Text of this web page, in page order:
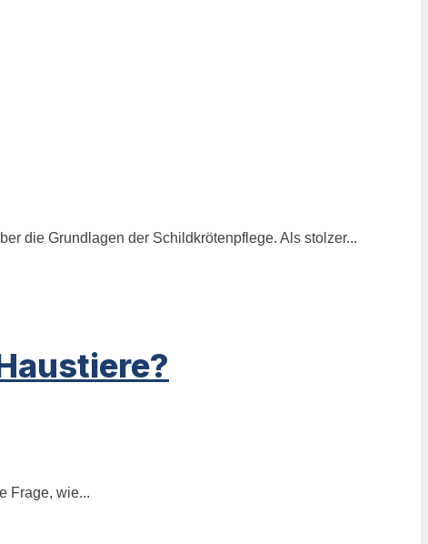
die Grundlagen der Schildkrötenpflege. Als stolzer...
Frage, wie...